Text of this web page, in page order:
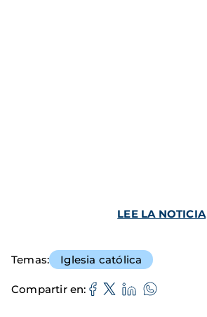
LEE LA NOTICIA
Temas Iglesia católica
Compartir en